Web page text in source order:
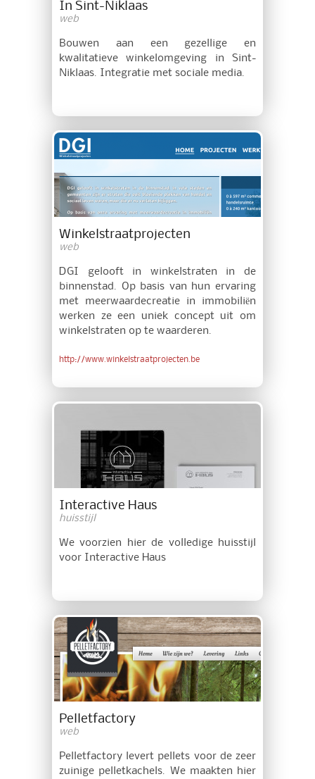
In Sint-Niklaas
web
Bouwen aan een gezellige en
kwalitatieve winkelomgeving in Sint-
Niklaas. Integratie met sociale media.
Winkelstraatprojecten
web
DGI gelooft in winkelstraten in de
binnenstad. Op basis van hun ervaring
met meerwaardecreatie in immobiliën
werken ze een uniek concept uit om
winkelstraten op te waarderen.
http://www.winkelstraatprojecten.be
Interactive Haus
huisstijl
We voorzien hier de volledige huisstijl
voor Interactive Haus
Pelletfactory
web
Pelletfactory levert pellets voor de zeer
zuinige pelletkachels. We maakten hier